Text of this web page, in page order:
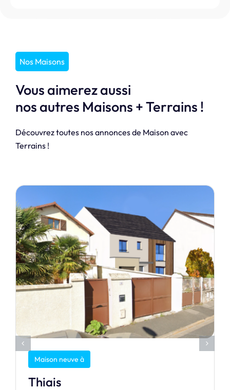
Nos Maisons
Vous aimerez aussi
nos autres Maisons + Terrains !
Découvrez toutes nos annonces de Maison avec
Terrains !
Maison neuve à
Thiais